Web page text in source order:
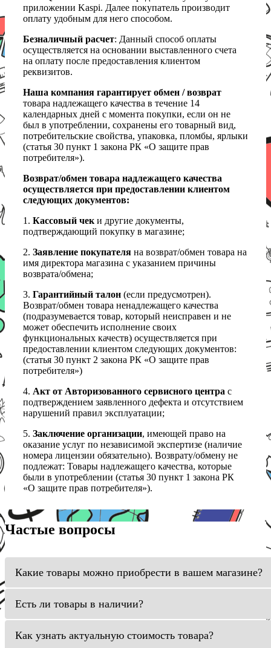
приложении Kaspi. Далее покупатель производит
оплату удобным для него способом.
Безналичный расчет: Данный способ оплаты
осуществляется на основании выставленного счета
на оплату после предоставления клиентом
реквизитов.
Наша компания гарантирует обмен / возврат
товара надлежащего качества в течение 14
календарных дней с момента покупки, если он не
был в употреблении, сохранены его товарный вид,
потребительские свойства, упаковка, пломбы, ярлыки
(статья 30 пункт 1 закона РК «О защите прав
потребителя»).
Возврат/обмен товара надлежащего качества
осуществляется при предоставлении клиентом
следующих документов:
1. Кассовый чек и другие документы,
подтверждающий покупку в магазине;
2. Заявление покупателя на возврат/обмен товара на
имя директора магазина с указанием причины
возврата/обмена;
3. Гарантийный талон (если предусмотрен).
Возврат/обмен товара ненадлежащего качества
(подразумевается товар, который неисправен и не
может обеспечить исполнение своих
функциональных качеств) осуществляется при
предоставлении клиентом следующих документов:
(статья 30 пункт 2 закона РК «О защите прав
потребителя»)
4. Акт от Авторизованного сервисного центра с
подтверждением заявленного дефекта и отсутствием
нарушений правил эксплуатации;
5. Заключение организации, имеющей право на
оказание услуг по независимой экспертизе (наличие
номера лицензии обязательно). Возврату/обмену не
подлежат: Товары надлежащего качества, которые
были в употреблении (статья 30 пункт 1 закона РК
«О защите прав потребителя»).
Частые вопросы
Какие товары можно приобрести в вашем магазине?
Есть ли товары в наличии?
Как узнать актуальную стоимость товара?